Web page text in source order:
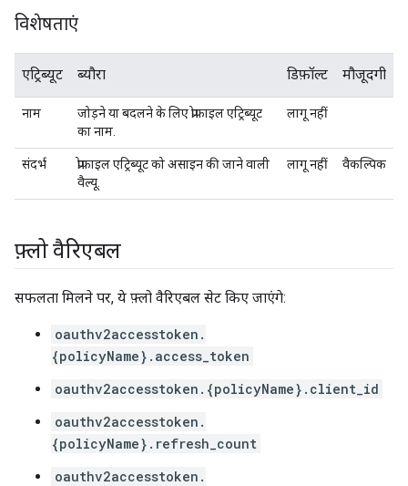
विशेषताएं
एट्रिब्यूट ब्यौरा डिफ़ॉल्ट मौजूदगी
नाम
जोड़ने या बदलने के लिए प्रोफ़ाइल एट्रिब्यूट
का नाम.
लागू नहीं
संदर्भ
प्रोफ़ाइल एट्रिब्यूट को असाइन की जाने वाली
वैल्यू.
लागू नहीं वैकल्पिक
फ़्लो वैरिएबल
सफलता मिलने पर, ये फ़्लो वैरिएबल सेट किए जाएंगे:
oauthv2accesstoken.
{policyName}.access_token
oauthv2accesstoken.{policyName}.client_id
oauthv2accesstoken.
{policyName}.refresh_count
oauthv2accesstoken.